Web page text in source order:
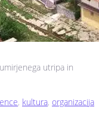
utripa in
, kultura, organizacija